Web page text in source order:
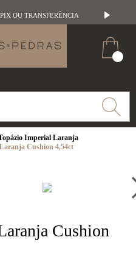
OU TRANSFERÊNCIA
Imperial Laranja
Cushion 4,54ct
Cushion